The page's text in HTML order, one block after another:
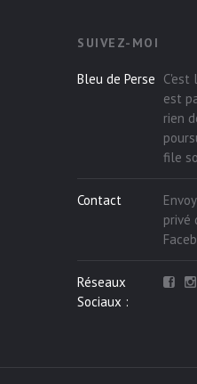
SUIVEZ-MOI
Bleu de Perse C'est
est
rien
file
Contact
privé
Réseaux
Sociaux :